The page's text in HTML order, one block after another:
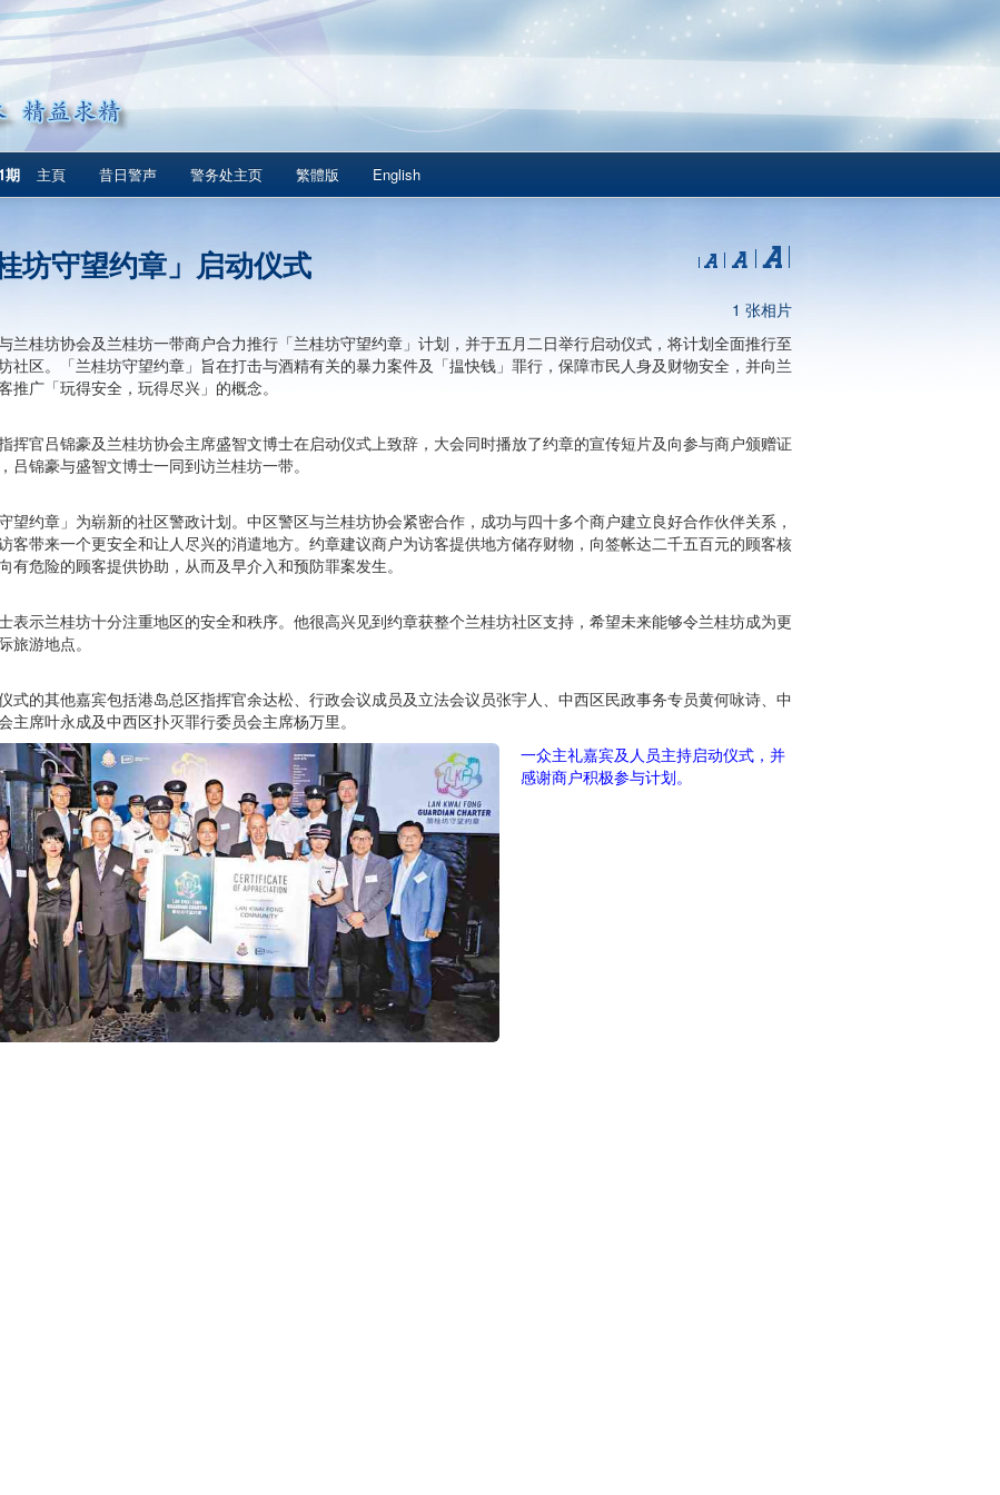
期 主頁 昔日警声 警务处主页 繁體版 English
坊守望约章」启动仪式
1 张相片
兰桂坊协会及兰桂坊一带商户合力推行「兰桂坊守望约章」计划，并于五月二日举行启动仪式，将计划全面推行至
社区。「兰桂坊守望约章」旨在打击与酒精有关的暴力案件及「揾快钱」罪行，保障市民人身及财物安全，并向兰
推广「玩得安全，玩得尽兴」的概念。
挥官吕锦豪及兰桂坊协会主席盛智文博士在启动仪式上致辞，大会同时播放了约章的宣传短片及向参与商户颁赠证
吕锦豪与盛智文博士一同到访兰桂坊一带。
守望约章」为崭新的社区警政计划。中区警区与兰桂坊协会紧密合作，成功与四十多个商户建立良好合作伙伴关系，
客带来一个更安全和让人尽兴的消遣地方。约章建议商户为访客提供地方储存财物，向签帐达二千五百元的顾客核
有危险的顾客提供协助，从而及早介入和预防罪案发生。
表示兰桂坊十分注重地区的安全和秩序。他很高兴见到约章获整个兰桂坊社区支持，希望未来能够令兰桂坊成为更
旅游地点。
式的其他嘉宾包括港岛总区指挥官余达松、行政会议成员及立法会议员张宇人、中西区民政事务专员黄何咏诗、中
主席叶永成及中西区扑灭罪行委员会主席杨万里。
一众主礼嘉宾及人员主持启动仪式，并
感谢商户积极参与计划。